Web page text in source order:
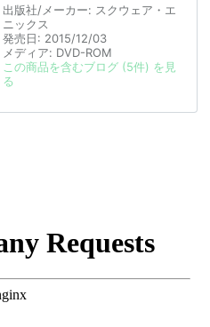
出版社/メーカー: スクウェア・エ
ニックス
発売日: 2015/12/03
メディア: DVD-ROM
この商品を含むブログ (5件) を見
る